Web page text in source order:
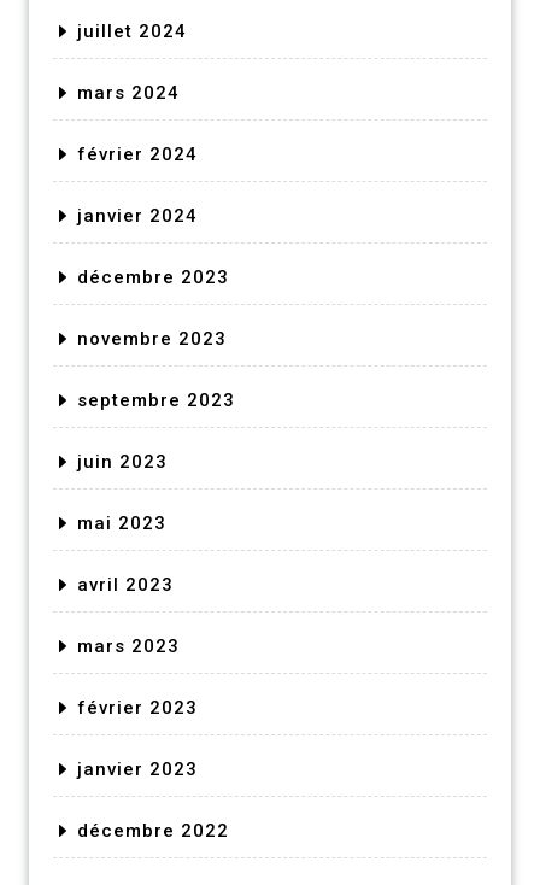
juillet 2024
mars 2024
février 2024
janvier 2024
décembre 2023
novembre 2023
septembre 2023
juin 2023
mai 2023
avril 2023
mars 2023
février 2023
janvier 2023
décembre 2022